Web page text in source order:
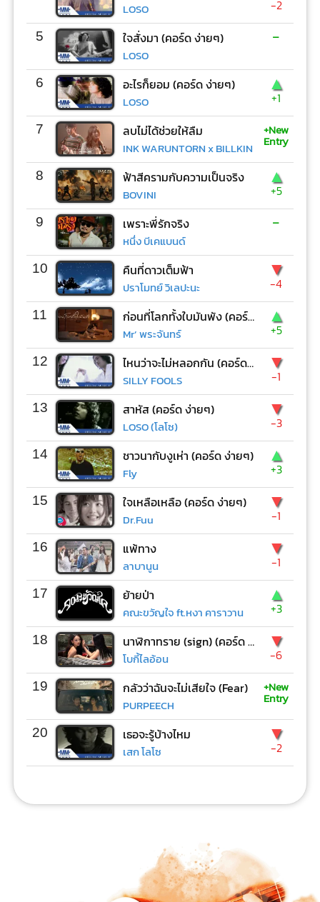
LOSO -2
5 ใจสั่งมา (คอร์ด ง่ายๆ)
LOSO
-
6 อะไรก็ยอม (คอร์ด ง่ายๆ)
LOSO
▲
+1
7 ลบไม่ได้ช่วยให้ลืม
INK WARUNTORN x BILLKIN
+New
Entry
8 ฟ้าสีครามกับความเป็นจริง
BOVINI
▲
+5
9 เพราะพี่รักจริง
หนึ่ง บีเคแบนด์
-
10 คืนที่ดาวเต็มฟ้า
ปราโมทย์ วิเลปะนะ
▼
-4
11 ก่อนที่โลกทั้งใบมันพัง (คอร์ด ง่ายๆ)
Mr’ พระจันทร์
▲
+5
12 ไหนว่าจะไม่หลอกกัน (คอร์ด ง่ายๆ)
SILLY FOOLS
▼
-1
13 สาหัส (คอร์ด ง่ายๆ)
LOSO (โลโซ)
▼
-3
14 ชาวนากับงูเห่า (คอร์ด ง่ายๆ)
Fly
▲
+3
15 ใจเหลือเหลือ (คอร์ด ง่ายๆ)
Dr.Fuu
▼
-1
16 แพ้ทาง
ลาบานูน
▼
-1
17 ย้ายป่า
คณะขวัญใจ ft.หงา คาราวาน
▲
+3
18 นาฬิกาทราย (sign) (คอร์ด ง่ายๆ)
โบกี้ไลอ้อน
▼
-6
19 กลัวว่าฉันจะไม่เสียใจ (Fear)
PURPEECH
+New
Entry
20 เธอจะรู้บ้างไหม
เสก โลโซ
▼
-2